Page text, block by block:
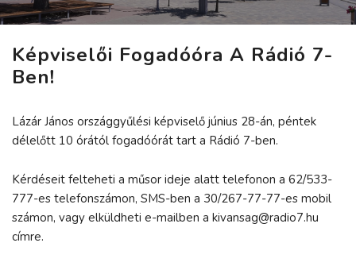
Képviselői Fogadóóra A Rádió 7-
Ben!
Lázár János országgyűlési képviselő június 28-án, péntek
délelőtt 10 órától fogadóórát tart a Rádió 7-ben.
Kérdéseit felteheti a műsor ideje alatt telefonon a 62/533-
777-es telefonszámon, SMS-ben a 30/267-77-77-es mobil
számon, vagy elküldheti e-mailben a kivansag@radio7.hu
címre.